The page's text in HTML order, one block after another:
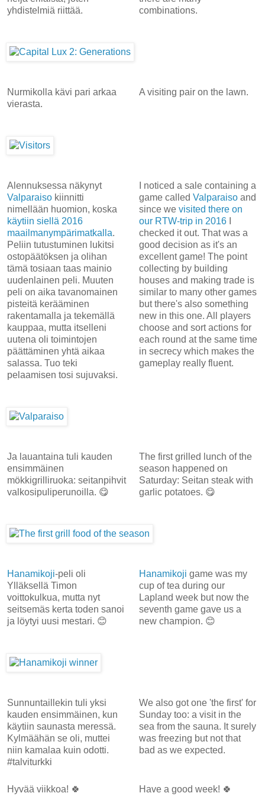
yhdistelmiä riittää.
combinations.
Nurmikolla kävi pari arkaa
vierasta.
A visiting pair on the lawn.
Alennuksessa näkynyt
Valparaiso kiinnitti
nimellään huomion, koska
käytiin siellä 2016
maailmanympärimatkalla.
Peliin tutustuminen lukitsi
ostopäätöksen ja olihan
tämä tosiaan taas mainio
uudenlainen peli. Muuten
peli on aika tavanomainen
pisteitä kerääminen
rakentamalla ja tekemällä
kauppaa, mutta itselleni
uutena oli toimintojen
päättäminen yhtä aikaa
salassa. Tuo teki
pelaamisen tosi sujuvaksi.
I noticed a sale containing a
game called Valparaisoand
since we visited there on
our RTW-trip in 2016I
checked it out. That was a
good decision as it's an
excellent game! The point
collecting by building
houses and making trade is
similar to many other games
but there's also something
new in this one. All players
choose and sort actions for
each round at the same time
in secrecy which makes the
gameplay really fluent.
Ja lauantaina tuli kauden
ensimmäinen
mökkigrilliruoka: seitanpihvit
valkosipuliperunoilla. 😋
The first grilled lunch of the
season happened on
Saturday: Seitan steak with
garlic potatoes. 😋
Hanamikoji-peli oli
Ylläksellä Timon
voittokulkua, mutta nyt
seitsemäs kerta toden sanoi
ja löytyi uusi mestari. 😊
Hanamikoji game was my
cup of tea during our
Lapland week but now the
seventh game gave us a
new champion. 😊
Sunnuntaillekin tuli yksi
kauden ensimmäinen, kun
käytiin saunasta meressä.
Kylmäähän se oli, muttei
niin kamalaa kuin odotti.
#talviturkki
We also got one 'the first' for
Sunday too: a visit in the
sea from the sauna. It surely
was freezing but not that
bad as we expected.
Hyvää viikkoa! 🍀 Have a good week! 🍀